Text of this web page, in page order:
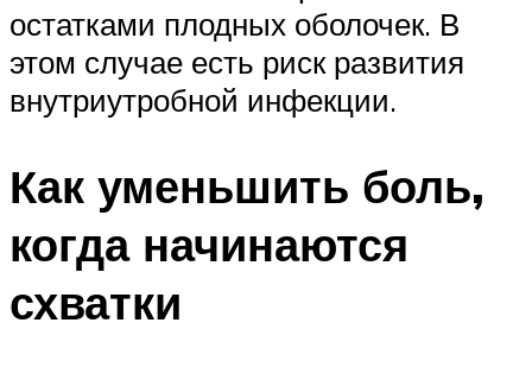
остатками плодных оболочек. В
этом случае есть риск развития
внутриутробной инфекции.
Как уменьшить боль,
когда начинаются
схватки